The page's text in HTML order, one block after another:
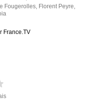
Fougerolles, Florent Peyre,
France.TV